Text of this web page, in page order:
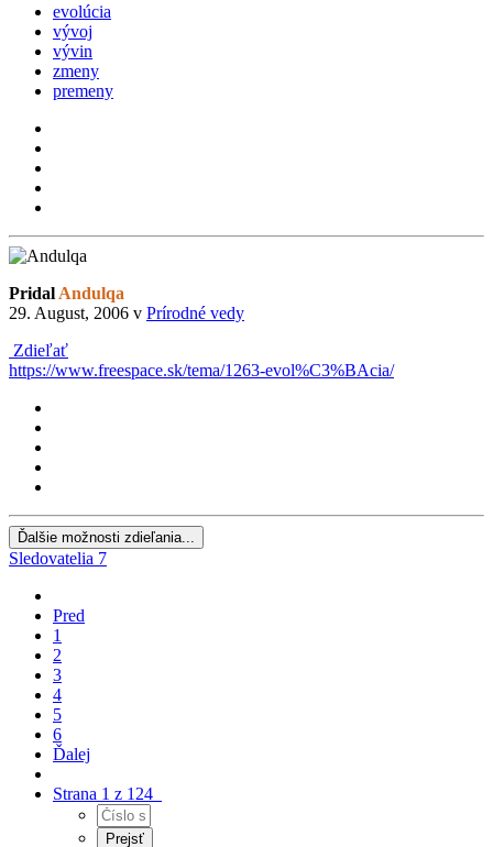
evolúcia
vývoj
vývin
zmeny
premeny
Pridal Andulqa
29. August, 2006 v Prírodné vedy
Zdieľať
https://www.freespace.sk/tema/1263-evol%C3%BAcia/
Ďalšie možnosti zdieľania...
Sledovatelia 7
Pred
1
2
3
4
5
6
Ďalej
Strana 1 z 124